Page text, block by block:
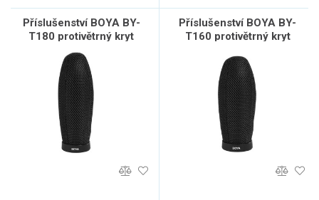
Příslušenství BOYA BY-
T180 protivětrný kryt
180x23mm
Příslušenství BOYA BY-
T160 protivětrný kryt